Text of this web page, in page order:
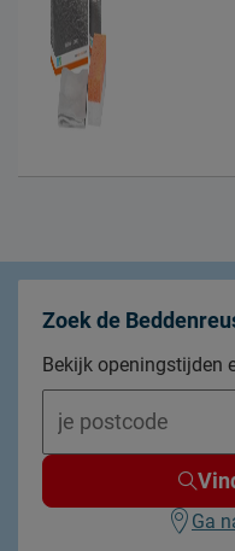
Zoek de
Bekijk openingstijden
Ga